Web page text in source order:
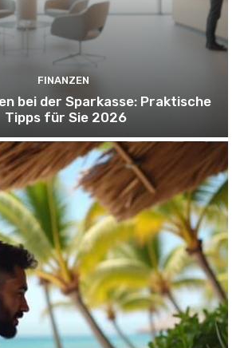
FINANZEN
bei der Sparkasse: Praktische
Tipps für Sie 2026